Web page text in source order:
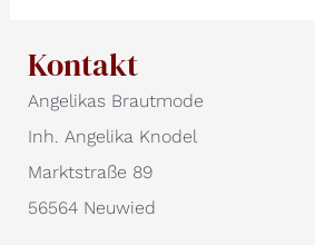
Kontakt
Angelikas Brautmode
Inh. Angelika Knodel
Marktstraße 89
56564 Neuwied